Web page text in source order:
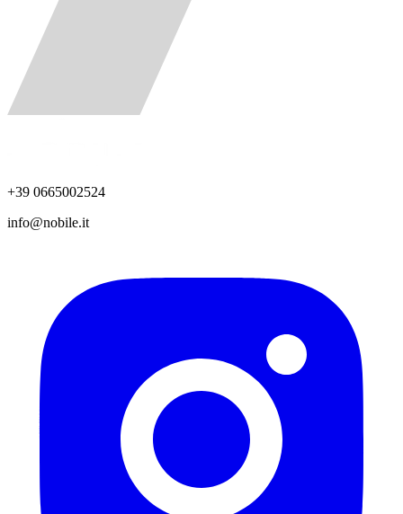
+39 0665002524
info@nobile.it